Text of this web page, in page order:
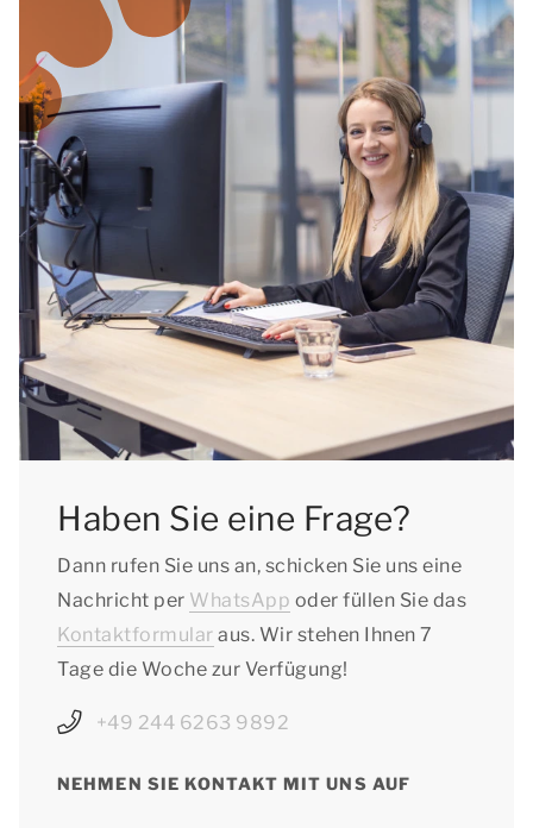
Haben Sie eine Frage?
Dann rufen Sie uns an, schicken Sie uns eine
Nachricht per WhatsApp oder füllen Sie das
Kontaktformular aus. Wir stehen Ihnen 7
Tage die Woche zur Verfügung!
+49 244 6263 9892
NEHMEN SIE KONTAKT MIT UNS AUF